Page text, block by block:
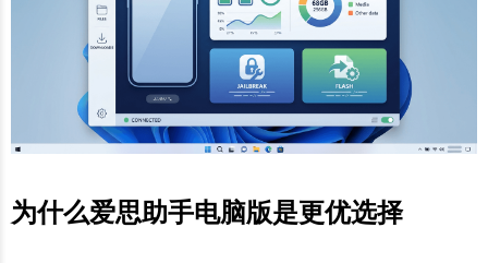
为什么爱思助手电脑版是更优选择